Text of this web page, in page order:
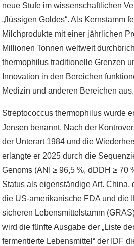
neue Stufe im wissenschaftlichen
„flüssigen Goldes“. Als Kernstamm
Milchprodukte mit einer jährlichen
Millionen Tonnen weltweit
thermophilus traditionelle Grenzen
Innovation in den Bereichen
Medizin und anderen Bereichen aus.
Streptococcus thermophilus wurde
Jensen benannt. Nach der
der Unterart 1984 und die
erlangte er 2025 durch die
Genoms (ANI ≥ 96,5 %, dDDH ≥ 70
Status als eigenständige Art. China,
die US-amerikanische FDA und die
sicheren Lebensmittelstamm
wird die fünfte Ausgabe der „Liste
fermentierte Lebensmittel“ der IDF